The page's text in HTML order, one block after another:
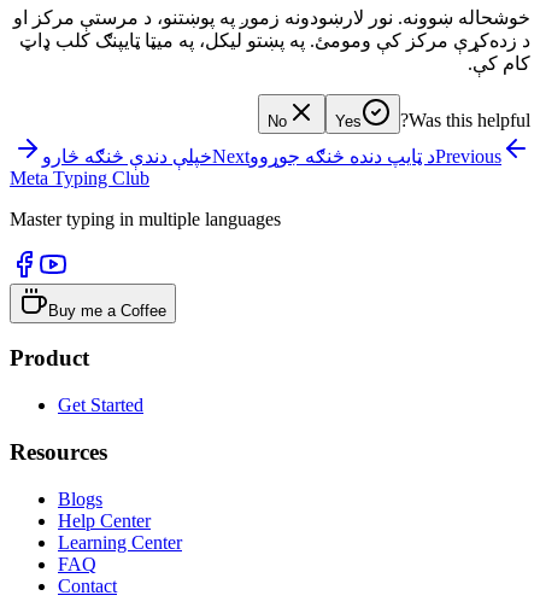
خوشحاله ښوونه. نور لارښودونه زموږ په پوښتنو، د مرستې مرکز او
د زده‌کړې مرکز کې ومومئ. په پښتو لیکل، په میټا ټایپنګ کلب ډاټ
کام کې.
Was this helpful?
Yes
No
Previousد ټایپ دنده څنګه جوړووNextخپلې دندې څنګه څارو
Meta Typing Club
Master typing in multiple languages
Buy me a Coffee
Product
Get Started
Resources
Blogs
Help Center
Learning Center
FAQ
Contact